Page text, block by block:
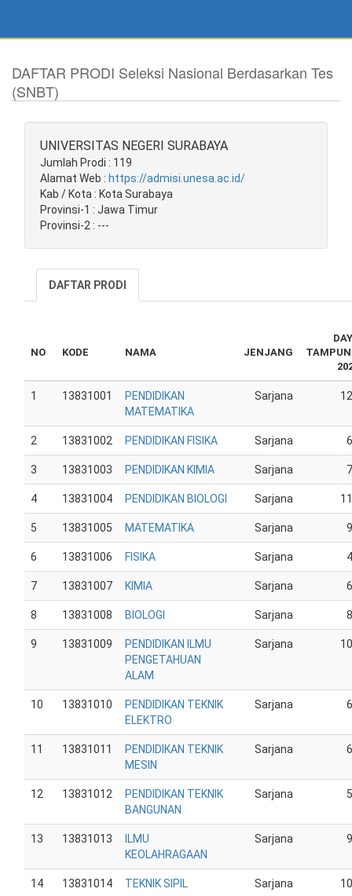
DAFTAR PRODI Seleksi Nasional Berdasarkan Tes
(SNBT)
UNIVERSITAS NEGERI SURABAYA
Jumlah Prodi : 119
Alamat Web : https://admisi.unesa.ac.id/
Kab / Kota : Kota Surabaya
Provinsi-1 : Jawa Timur
Provinsi-2 : ---
DAFTAR PRODI
NO KODE NAMA JENJANG
1 13831001
PENDIDIKAN
MATEMATIKA
Sarjana
2 13831002 PENDIDIKAN FISIKA Sarjana
3 13831003 PENDIDIKAN KIMIA Sarjana
4 13831004 PENDIDIKAN BIOLOGI Sarjana
5 13831005 MATEMATIKA Sarjana
6 13831006 FISIKA Sarjana
7 13831007 KIMIA Sarjana
8 13831008 BIOLOGI Sarjana
9 13831009
PENDIDIKAN ILMU
PENGETAHUAN
ALAM
Sarjana
10 13831010
PENDIDIKAN TEKNIK
ELEKTRO
Sarjana
11 13831011
PENDIDIKAN TEKNIK
MESIN
Sarjana
12 13831012
PENDIDIKAN TEKNIK
BANGUNAN
Sarjana
13 13831013
ILMU
KEOLAHRAGAAN
Sarjana
14 13831014 TEKNIK SIPIL Sarjana